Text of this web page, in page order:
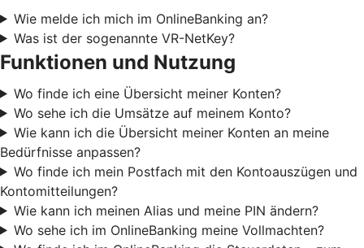
Wie melde ich mich im OnlineBanking an?
Was ist der sogenannte VR-NetKey?
Funktionen und Nutzung
Wo finde ich eine Übersicht meiner Konten?
Wo sehe ich die Umsätze auf meinem Konto?
Wie kann ich die Übersicht meiner Konten an meine
Bedürfnisse anpassen?
Wo finde ich mein Postfach mit den Kontoauszügen und
Kontomitteilungen?
Wie kann ich meinen Alias und meine PIN ändern?
Wo sehe ich im OnlineBanking meine Vollmachten?